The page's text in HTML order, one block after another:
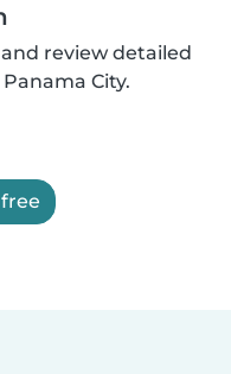
review detailed
City.